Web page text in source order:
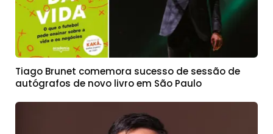
Tiago Brunet comemora sucesso de sessão de
autógrafos de novo livro em São Paulo